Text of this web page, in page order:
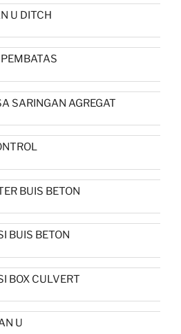
U DITCH
SARINGAN AGREGAT
BUIS BETON
BUIS BETON
BOX CULVERT
U